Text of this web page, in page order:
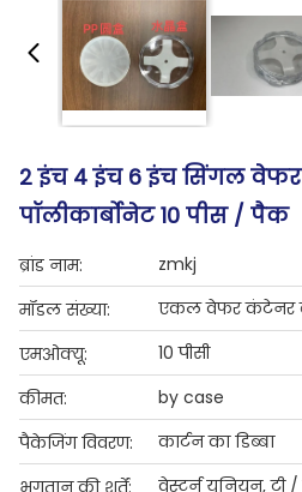
2 इंच 4 इंच 6 इंच सिंगल
पॉलीकार्बोनेट 10 पीस / पैक
ब्रांड नाम:
zmkj
मॉडल संख्या:
एकल वेफर कंटेनर
एमओक्यू:
10 पीसी
कीमत:
by case
पैकेजिंग विवरण:
कार्टन का डिब्बा
भुगतान की शर्तें:
वेस्टर्न यूनियन, टी /